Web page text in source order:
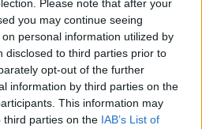
Please note that after your
you may continue seeing
personal information utilized by
disclosed to third parties prior to
opt-out of the further
information by third parties on the
This information may
third parties on the IAB’s List of